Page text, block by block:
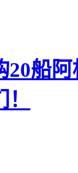
20船